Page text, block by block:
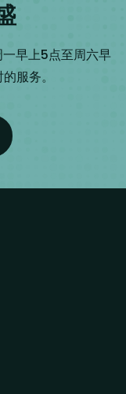
早上5点至周六早
服务。